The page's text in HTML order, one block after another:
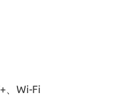
、Wi-Fi